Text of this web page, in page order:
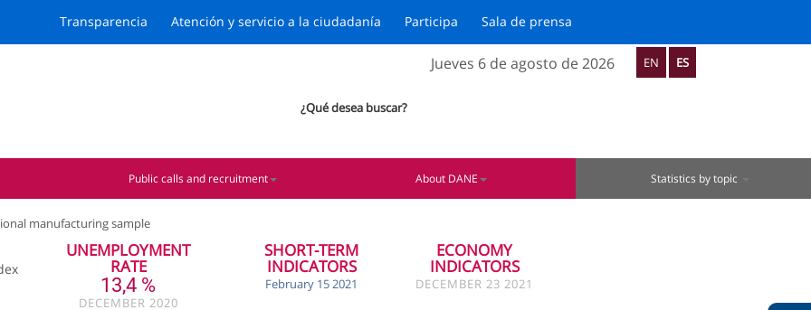
Transparencia Atención y servicio a la ciudadanía Participa Sala de prensa
Jueves 6 de agosto de 2026 EN ES
¿Qué desea buscar?
Public calls and recruitment About DANE Statistics by topic
manufacturing sample
UNEMPLOYMENT
RATE
13,4 %
DECEMBER 2020
SHORT-TERM
INDICATORS
February 15 2021
ECONOMY
INDICATORS
DECEMBER 23 2021